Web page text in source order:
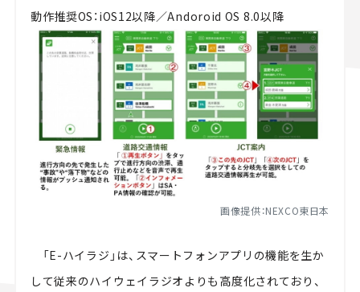
動作推奨OS ： iOS12以降／Andoroid OS 8.0以降
画像提供：NEXCO東日本
「E-ハイラジ」は、スマートフォンアプリの機能を生か
して従来のハイウェイラジオよりも高度化されており、